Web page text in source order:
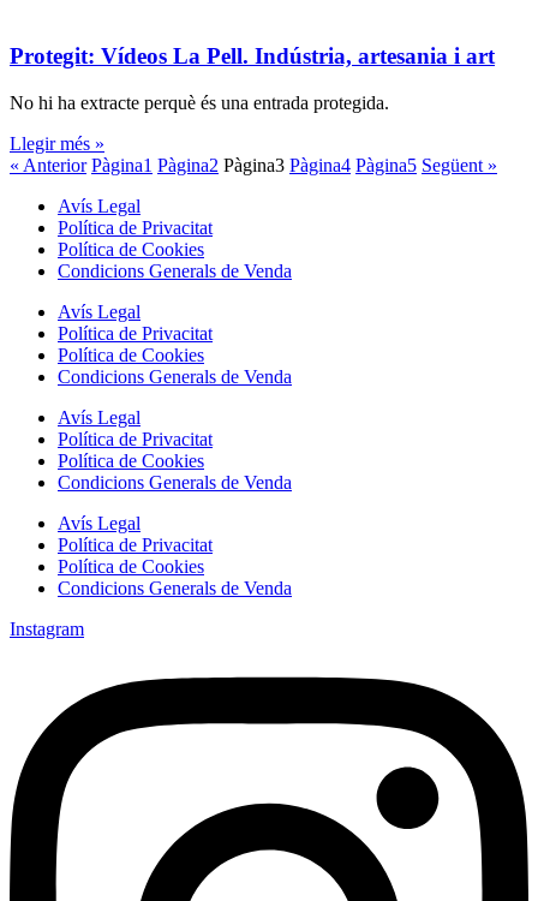
Protegit: Vídeos La Pell. Indústria, artesania i art
No hi ha extracte perquè és una entrada protegida.
Llegir més »
« Anterior Pàgina1 Pàgina2 Pàgina3 Pàgina4 Pàgina5 Següent »
Avís Legal
Política de Privacitat
Política de Cookies
Condicions Generals de Venda
Avís Legal
Política de Privacitat
Política de Cookies
Condicions Generals de Venda
Avís Legal
Política de Privacitat
Política de Cookies
Condicions Generals de Venda
Avís Legal
Política de Privacitat
Política de Cookies
Condicions Generals de Venda
Instagram